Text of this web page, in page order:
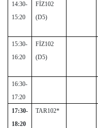
14:30-
15:20
FİZ102
(D5)
15:30-
16:20
FİZ102
(D5)
16:30-
17:20
17:30-
18:20
TAR102*